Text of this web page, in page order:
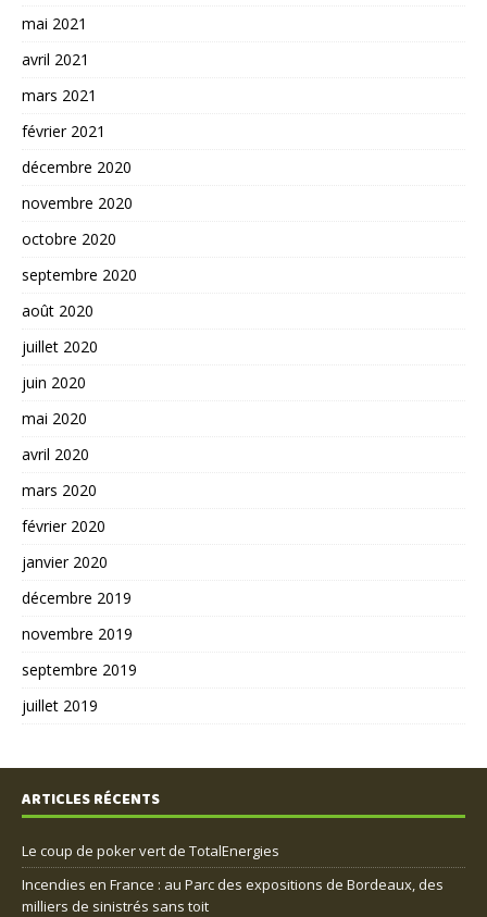
mai 2021
avril 2021
mars 2021
février 2021
décembre 2020
novembre 2020
octobre 2020
septembre 2020
août 2020
juillet 2020
juin 2020
mai 2020
avril 2020
mars 2020
février 2020
janvier 2020
décembre 2019
novembre 2019
septembre 2019
juillet 2019
ARTICLES RÉCENTS
Le coup de poker vert de TotalEnergies
Incendies en France : au Parc des expositions de Bordeaux, des
milliers de sinistrés sans toit